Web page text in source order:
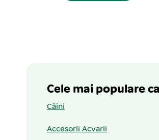
Cele mai populare
Câini
Accesorii Acvarii